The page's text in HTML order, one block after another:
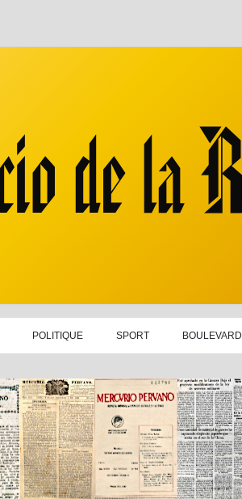
POLITIQUE SPORT BOULEVARD